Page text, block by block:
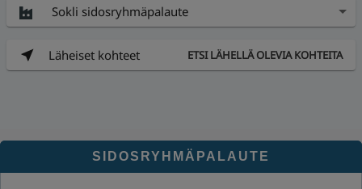
Läheiset kohteet ETSI LÄHELLÄ OLEVIA KOHTEITA
SIDOSRYHMÄPALAUTE